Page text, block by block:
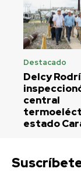
Destacado
Delcy
central
estado